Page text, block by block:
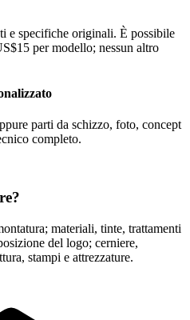
e specifiche originali. È possibile
per modello; nessun altro
parti da schizzo, foto, concept
completo.
materiali, tinte, trattamenti
del logo; cerniere,
stampi e attrezzature.